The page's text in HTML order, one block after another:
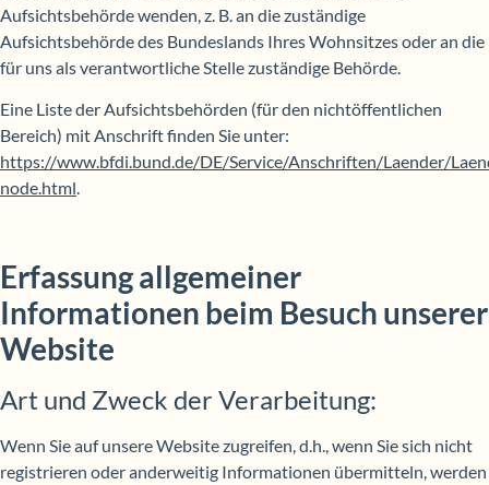
Aufsichtsbehörde wenden, z. B. an die zuständige
Aufsichtsbehörde des Bundeslands Ihres Wohnsitzes oder an die
für uns als verantwortliche Stelle zuständige Behörde.
Eine Liste der Aufsichtsbehörden (für den nichtöffentlichen
Bereich) mit Anschrift finden Sie unter:
https://www.bfdi.bund.de/DE/Service/Anschriften/Laender/
node.html.
Erfassung allgemeiner
Informationen beim Besuch unserer
Website
Art und Zweck der Verarbeitung:
Wenn Sie auf unsere Website zugreifen, d.h., wenn Sie sich nicht
registrieren oder anderweitig Informationen übermitteln, werden